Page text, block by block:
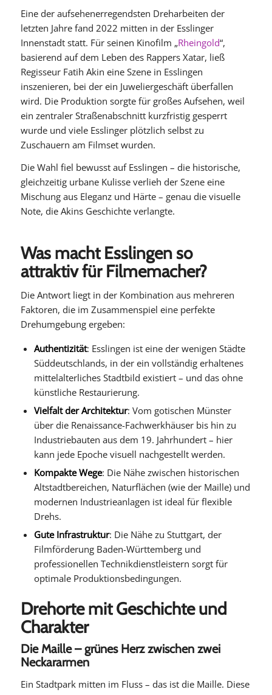
Eine der aufsehenerregendsten Dreharbeiten der
letzten Jahre fand 2022 mitten in der Esslinger
Innenstadt statt. Für seinen Kinofilm „Rheingold“,
basierend auf dem Leben des Rappers Xatar, ließ
Regisseur Fatih Akin eine Szene in Esslingen
inszenieren, bei der ein Juweliergeschäft überfallen
wird. Die Produktion sorgte für großes Aufsehen, weil
ein zentraler Straßenabschnitt kurzfristig gesperrt
wurde und viele Esslinger plötzlich selbst zu
Zuschauern am Filmset wurden.
Die Wahl fiel bewusst auf Esslingen – die historische,
gleichzeitig urbane Kulisse verlieh der Szene eine
Mischung aus Eleganz und Härte – genau die visuelle
Note, die Akins Geschichte verlangte.
Was macht Esslingen so
attraktiv für Filmemacher?
Die Antwort liegt in der Kombination aus mehreren
Faktoren, die im Zusammenspiel eine perfekte
Drehumgebung ergeben:
Authentizität: Esslingen ist eine der wenigen Städte
Süddeutschlands, in der ein vollständig erhaltenes
mittelalterliches Stadtbild existiert – und das ohne
künstliche Restaurierung.
Vielfalt der Architektur: Vom gotischen Münster
über die Renaissance-Fachwerkhäuser bis hin zu
Industriebauten aus dem 19. Jahrhundert – hier
kann jede Epoche visuell nachgestellt werden.
Kompakte Wege: Die Nähe zwischen historischen
Altstadtbereichen, Naturflächen (wie der Maille) und
modernen Industrieanlagen ist ideal für flexible
Drehs.
Gute Infrastruktur: Die Nähe zu Stuttgart, der
Filmförderung Baden-Württemberg und
professionellen Technikdienstleistern sorgt für
optimale Produktionsbedingungen.
Drehorte mit Geschichte und
Charakter
Die Maille – grünes Herz zwischen zwei
Neckararmen
Ein Stadtpark mitten im Fluss – das ist die Maille. Diese